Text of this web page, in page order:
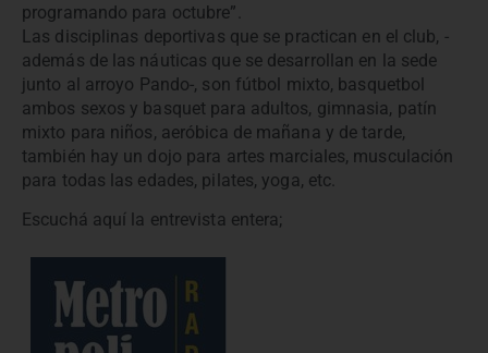
programando para octubre”.
Las disciplinas deportivas que se practican en el club, -
además de las náuticas que se desarrollan en la sede
junto al arroyo Pando-, son fútbol mixto, basquetbol
ambos sexos y basquet para adultos, gimnasia, patín
mixto para niños, aeróbica de mañana y de tarde,
también hay un dojo para artes marciales, musculación
para todas las edades, pilates, yoga, etc.
Escuchá aquí la entrevista entera;